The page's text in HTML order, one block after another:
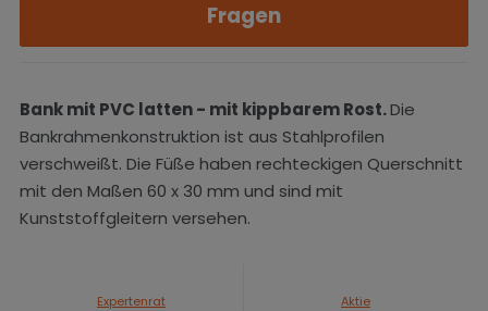
Fragen
Bank mit PVC latten - mit kippbarem Rost.Die
Bankrahmenkonstruktion ist aus Stahlprofilen
verschweißt. Die Füße haben rechteckigen Querschnitt
mit den Maßen 60 x 30 mm und sind mit
Kunststoffgleitern versehen.
Expertenrat Aktie